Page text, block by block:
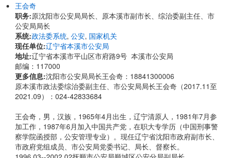
王会奇
职务:原沈阳市公安局局长、原本溪市副市长、综治委副主任、市
公安局局长
系统:政法委系统, 公安, 国家机关
现任单位:辽宁省本溪市公安局
地址:辽宁省本溪市平山区市府路9号 本溪市公安局
邮编：117000
更多信息:沈阳市公安局局长王会奇：18841300006
原本溪市政法委综治委副主任、市公安局局长王会奇（2017.11至
2021.09）：024-42833684
王会奇，男，汉族，1965年4月出生，辽宁清原人，1981年7月参
加工作，1987年6月加入中国共产党，在职大专学历（中国刑事警
察学院函授部，公安管理专业）。现任辽宁省沈阳市政府副市长、
市政府党组成员、市公安局党委书记、局长、督察长。